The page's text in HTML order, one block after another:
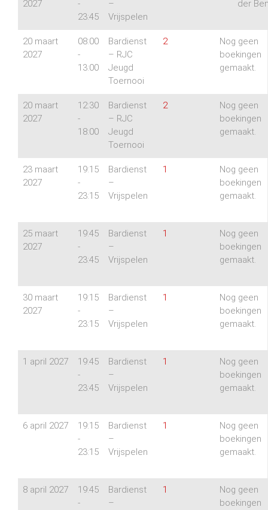
2027
-
23:45
–
Vrijspelen
der
20 maart
2027
08:00
-
13:00
Bardienst
– RJC
Jeugd
Toernooi
2
Nog geen
boekingen
gemaakt.
20 maart
2027
12:30
-
18:00
Bardienst
– RJC
Jeugd
Toernooi
2
Nog geen
boekingen
gemaakt.
23 maart
2027
19:15
-
23:15
Bardienst
–
Vrijspelen
1
Nog geen
boekingen
gemaakt.
25 maart
2027
19:45
-
23:45
Bardienst
–
Vrijspelen
1
Nog geen
boekingen
gemaakt.
30 maart
2027
19:15
-
23:15
Bardienst
–
Vrijspelen
1
Nog geen
boekingen
gemaakt.
1 april 2027
19:45
-
23:45
Bardienst
–
Vrijspelen
1
Nog geen
boekingen
gemaakt.
6 april 2027
19:15
-
23:15
Bardienst
–
Vrijspelen
1
Nog geen
boekingen
gemaakt.
8 april 2027
19:45
-
Bardienst
–
1
Nog geen
boekingen